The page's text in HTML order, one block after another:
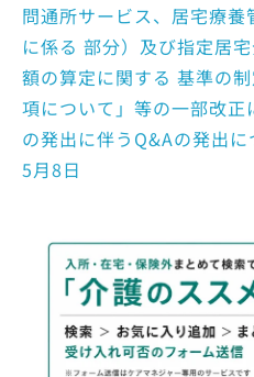
問通所サービス、居宅療
に係る 部分）及び指定居
額の算定に関する 基準の
項について」等の一部改
の発出に伴うQ&Aの発出
5月8日